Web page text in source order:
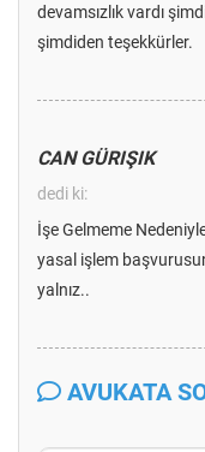
devamsızlık vardı
şimdiden teşekkürler.
CAN GÜRIŞIK
dedi ki:
İşe Gelmeme
yasal işlem
yalnız..
AVUKATA